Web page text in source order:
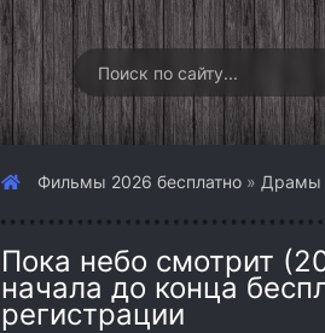
Фильмы 2026 бесплатно » Драмы
Пока небо смотрит
начала до конца
регистрации